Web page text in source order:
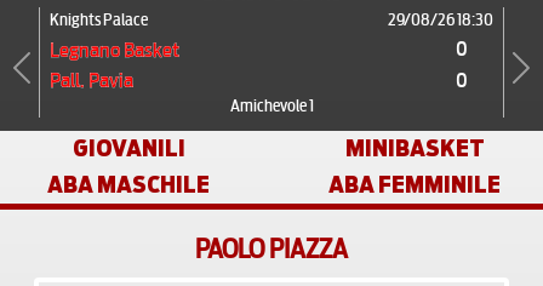
Knights Palace 29/08/26 18:30
Legnano Basket
0
Pall. Pavia
0
Amichevole 1
Previous Next
GIOVANILI
MINIBASKET
ABA MASCHILE
ABA FEMMINILE
PAOLO PIAZZA